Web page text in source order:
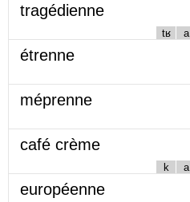
tragédienne
tʁ a
étrenne
méprenne
café crème
k a
européenne